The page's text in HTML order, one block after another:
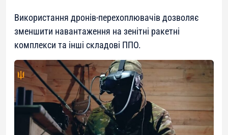
Використання дронів-перехоплювачів дозволяє
зменшити навантаження на зенітні ракетні
комплекси та інші складові ППО.